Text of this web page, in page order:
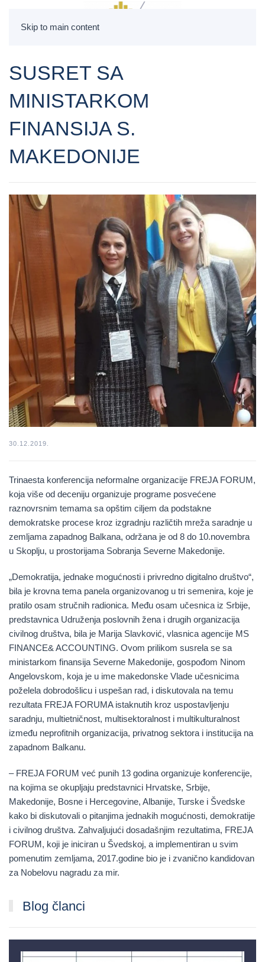
Skip to main content
SUSRET SA
MINISTARKOM
FINANSIJA S.
MAKEDONIJE
30.12.2019.
Trinaesta konferencija neformalne organizacije FREJA FORUM,
koja više od deceniju organizuje programe posvećene
raznovrsnim temama sa opštim ciljem da podstakne
demokratske procese kroz izgradnju različtih mreža saradnje u
zemljama zapadnog Balkana, održana je od 8 do 10.novembra
u Skoplju, u prostorijama Sobranja Severne Makedonije.
„Demokratija, jednake mogućnosti i privredno digitalno društvo“,
bila je krovna tema panela organizovanog u tri semenira, koje je
pratilo osam stručnih radionica. Među osam učesnica iz Srbije,
predstavnica Udruženja poslovnih žena i drugih organizacija
civilnog društva, bila je Marija Slavković, vlasnica agencije MS
FINANCE& ACCOUNTING. Ovom prilikom susrela se sa
ministarkom finansija Severne Makedonije, gospođom Ninom
Angelovskom, koja je u ime makedonske Vlade učesnicima
poželela dobrodošlicu i uspešan rad, i diskutovala na temu
rezultata FREJA FORUMA istaknutih kroz uspostavljenju
saradnju, multietničnost, multisektoralnost i multikulturalnost
između neprofitnih organizacija, privatnog sektora i institucija na
zapadnom Balkanu.
– FREJA FORUM već punih 13 godina organizuje konferencije,
na kojima se okupljaju predstavnici Hrvatske, Srbije,
Makedonije, Bosne i Hercegovine, Albanije, Turske i Švedske
kako bi diskutovali o pitanjima jednakih mogućnosti, demokratije
i civilnog društva. Zahvaljujući dosadašnjim rezultatima, FREJA
FORUM, koji je iniciran u Švedskoj, a implementiran u svim
pomenutim zemljama, 2017.godine bio je i zvanično kandidovan
za Nobelovu nagradu za mir.
Blog članci